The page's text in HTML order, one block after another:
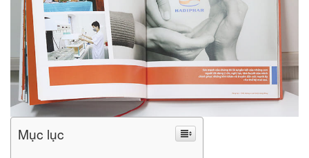
Mục lục